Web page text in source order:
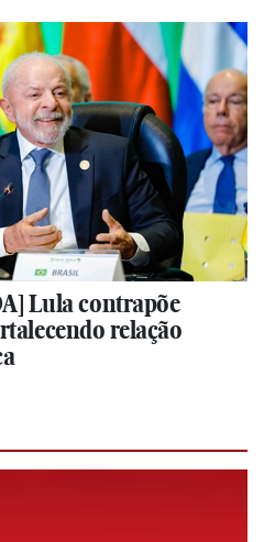
Lula contrapõe
relação